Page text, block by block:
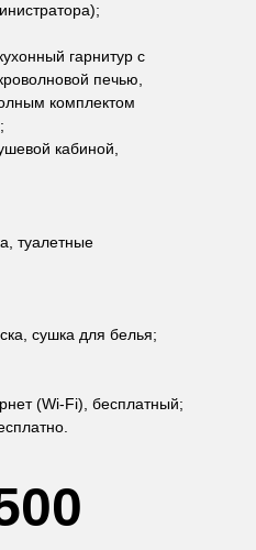
гарнитур с
печью,
комплектом
кабиной,
туалетные
сушка для белья;
(Wi-Fi), бесплатный;